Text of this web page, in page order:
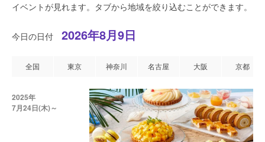
イベントが見れます。タブから地域を絞り込むことができます。
今日の日付 2026年8月9日
全国 東京 神奈川 名古屋 大阪 京都
2025年
7月24日(木)～